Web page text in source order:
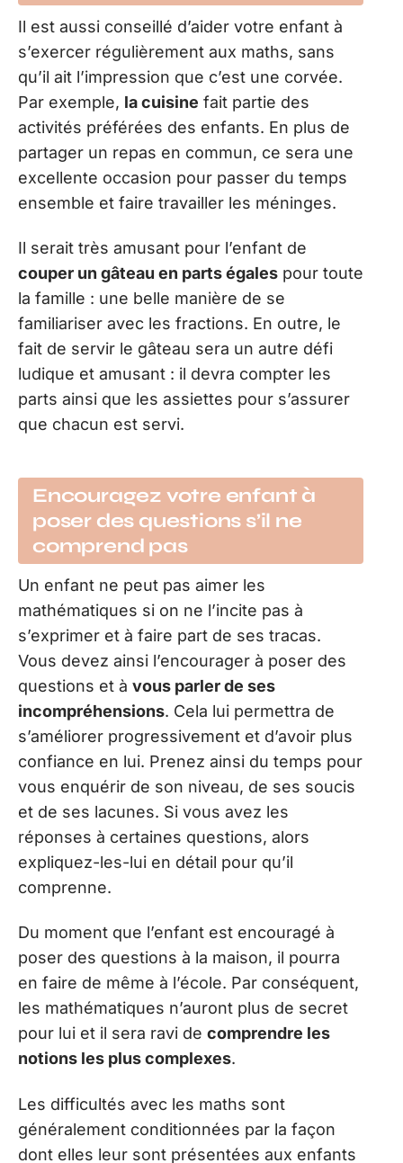
Il est aussi conseillé d’aider votre enfant à
s’exercer régulièrement aux maths, sans
qu’il ait l’impression que c’est une corvée.
Par exemple, la cuisine fait partie des
activités préférées des enfants. En plus de
partager un repas en commun, ce sera une
excellente occasion pour passer du temps
ensemble et faire travailler les méninges.
Il serait très amusant pour l’enfant de
couper un gâteau en parts égales pour toute
la famille : une belle manière de se
familiariser avec les fractions. En outre, le
fait de servir le gâteau sera un autre défi
ludique et amusant : il devra compter les
parts ainsi que les assiettes pour s’assurer
que chacun est servi.
Encouragez votre enfant à
poser des questions s’il ne
comprend pas
Un enfant ne peut pas aimer les
mathématiques si on ne l’incite pas à
s’exprimer et à faire part de ses tracas.
Vous devez ainsi l’encourager à poser des
questions et à vous parler de ses
incompréhensions. Cela lui permettra de
s’améliorer progressivement et d’avoir plus
confiance en lui. Prenez ainsi du temps pour
vous enquérir de son niveau, de ses soucis
et de ses lacunes. Si vous avez les
réponses à certaines questions, alors
expliquez-les-lui en détail pour qu’il
comprenne.
Du moment que l’enfant est encouragé à
poser des questions à la maison, il pourra
en faire de même à l’école. Par conséquent,
les mathématiques n’auront plus de secret
pour lui et il sera ravi de comprendre les
notions les plus complexes.
Les difficultés avec les maths sont
généralement conditionnées par la façon
dont elles leur sont présentées aux enfants